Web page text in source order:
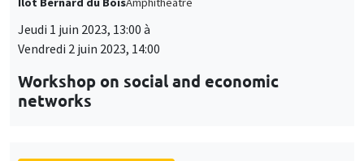
Jeudi 1 juin 2023, 13:00 à
Vendredi 2 juin 2023, 14:00
Workshop on social and economic
networks